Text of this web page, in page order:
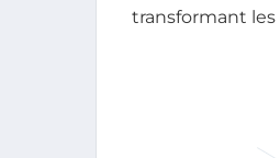
transformant